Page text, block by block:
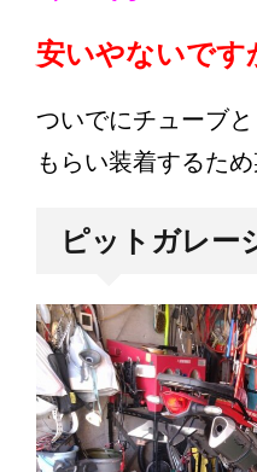
安いやないです
ついでにチューブ
もらい装着するた
ピットガレー